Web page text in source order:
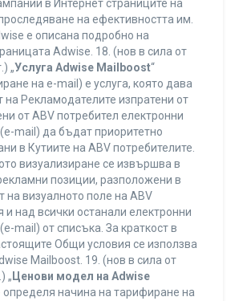
в Интернет страниците на
на ефективността им.
е описана подробно на
Adwise. 18. (нов в сила от
„Услуга Adwise Mailboost“
на e-mail) е услуга, която дава
Рекламодателите изпратени от
от ABV потребител електронни
mail) да бъдат приоритетно
в Кутиите на ABV потребителите.
визуализиране се извършва в
позиции, разположени в
на визуалното поле на ABV
и над всички останали електронни
mail) от списъка. За краткост в
Общи условия се използва
Mailboost. 19. (нов в сила от
„ Ценови модел на Adwise
определя начина на тарифиране на